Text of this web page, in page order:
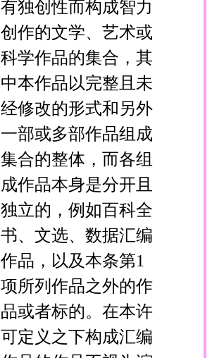
有独创性而构成智力
创作的文学、艺术或
科学作品的集合，其
中本作品以完整且未
经修改的形式和另外
一部或多部作品组成
集合的整体，而各组
成作品本身是分开且
独立的，例如百科全
书、文选、数据汇编
作品，以及本条第1
项所列作品之外的作
品或者标的。在本许
可定义之下构成汇编